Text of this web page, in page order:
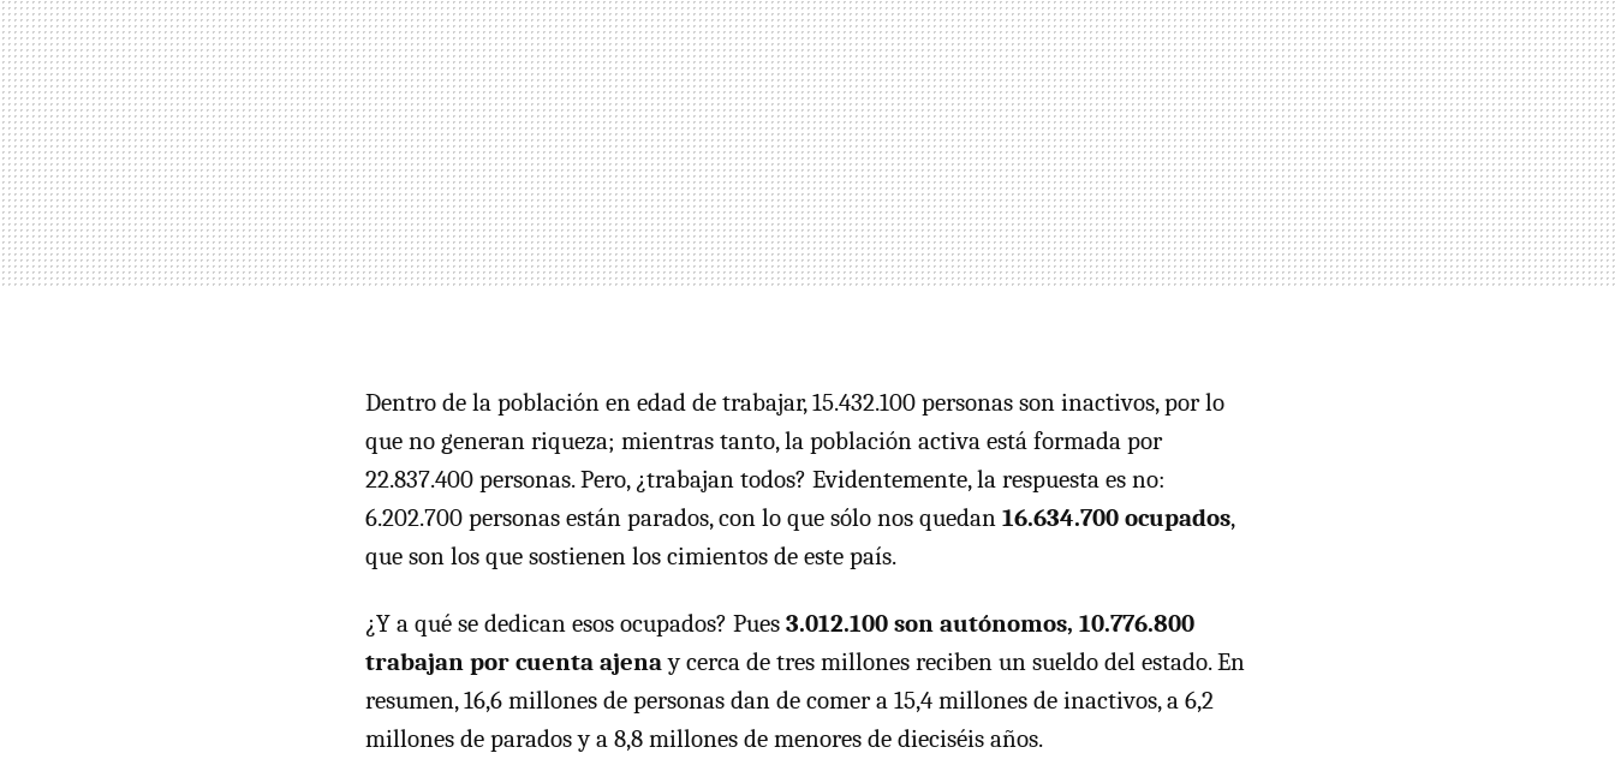
Dentro de la población en edad de trabajar, 15.432.100 personas son inactivos, por lo
que no generan riqueza; mientras tanto, la población activa está formada por
22.837.400 personas. Pero, ¿trabajan todos? Evidentemente, la respuesta es no:
6.202.700 personas están parados, con lo que sólo nos quedan 16.634.700 ocupados,
que son los que sostienen los cimientos de este país.
¿Y a qué se dedican esos ocupados? Pues 3.012.100 son autónomos, 10.776.800
trabajan por cuenta ajenay cerca de tres millones reciben un sueldo del estado. En
resumen, 16,6 millones de personas dan de comer a 15,4 millones de inactivos, a 6,2
millones de parados y a 8,8 millones de menores de dieciséis años.